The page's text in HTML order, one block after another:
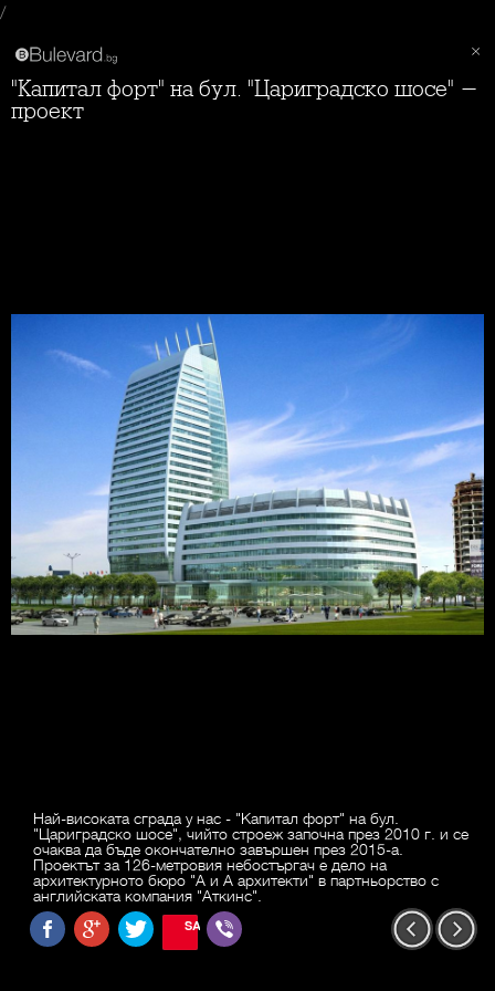
/
"Капитал форт" на бул. "Цариградско шосе" -
проект
Най-високата сграда у нас - "Капитал форт" на бул.
"Цариградско шосе", чийто строеж започна през 2010 г. и се
очаква да бъде окончателно завършен през 2015-а.
Проектът за 126-метровия небостъргач е дело на
архитектурното бюро "А и А архитекти" в партньорство с
английската компания "Аткинс".
SAVE